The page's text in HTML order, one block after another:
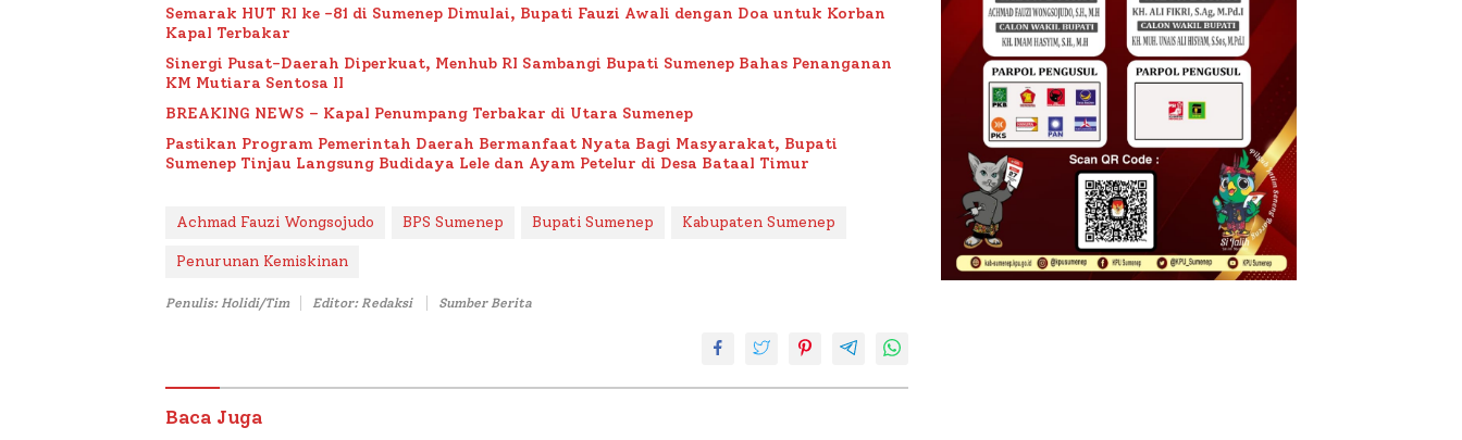
Semarak HUT RI ke -81 di Sumenep Dimulai, Bupati Fauzi Awali dengan Doa untuk Korban
Kapal Terbakar
Sinergi Pusat-Daerah Diperkuat, Menhub RI Sambangi Bupati Sumenep Bahas Penanganan
KM Mutiara Sentosa II
BREAKING NEWS – Kapal Penumpang Terbakar di Utara Sumenep
Pastikan Program Pemerintah Daerah Bermanfaat Nyata Bagi Masyarakat, Bupati
Sumenep Tinjau Langsung Budidaya Lele dan Ayam Petelur di Desa Bataal Timur
Achmad Fauzi Wongsojudo BPS Sumenep Bupati Sumenep Kabupaten Sumenep
Penurunan Kemiskinan
Penulis: Holidi/Tim Editor: Redaksi Sumber Berita
Baca Juga